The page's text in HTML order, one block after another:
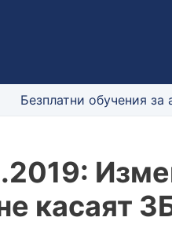
Безплатни обучения за
касаят